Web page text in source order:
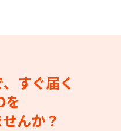
すぐ届く
を
んか？